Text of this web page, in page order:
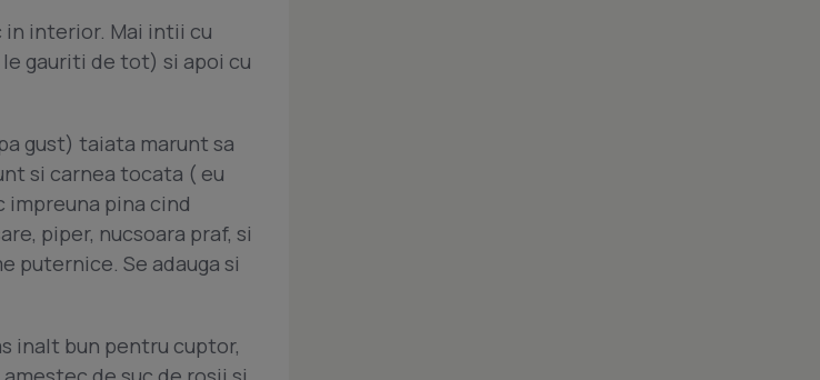
in interior. Mai intii cu
gauriti de tot) si apoi cu
gust) taiata marunt sa
si carnea tocata ( eu
impreuna pina cind
piper, nucsoara praf, si
puternice. Se adauga si
inalt bun pentru cuptor,